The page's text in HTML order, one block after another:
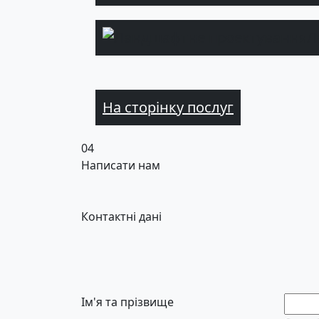
На сторінку послуг
04
Написати нам
Контактні дані
Ім'я та прізвище